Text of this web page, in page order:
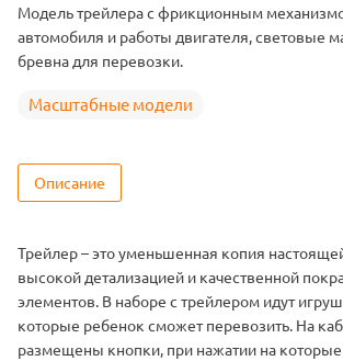
Модель трейлера с фрикционным
автомобиля и работы двигателя, световые
бревна для перевозки.
Масштабные модели
Описание
Трейлер – это уменьшенная копия
высокой детализацией и качественной
элементов. В наборе с трейлером идут
которые ребенок сможет перевозить. На
размещены кнопки, при нажатии на